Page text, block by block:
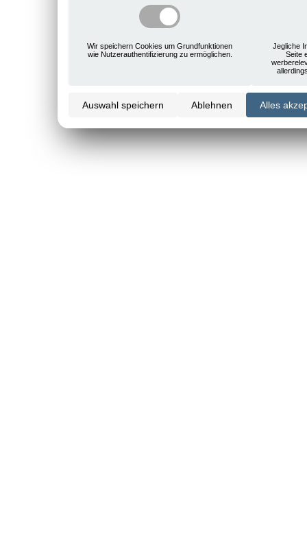
Wir speichern Cookies um Grundfunktionen
wie Nutzerauthentifizierung zu ermöglichen.
Jegliche
Seite
Auswahl speichern Ablehnen Alles